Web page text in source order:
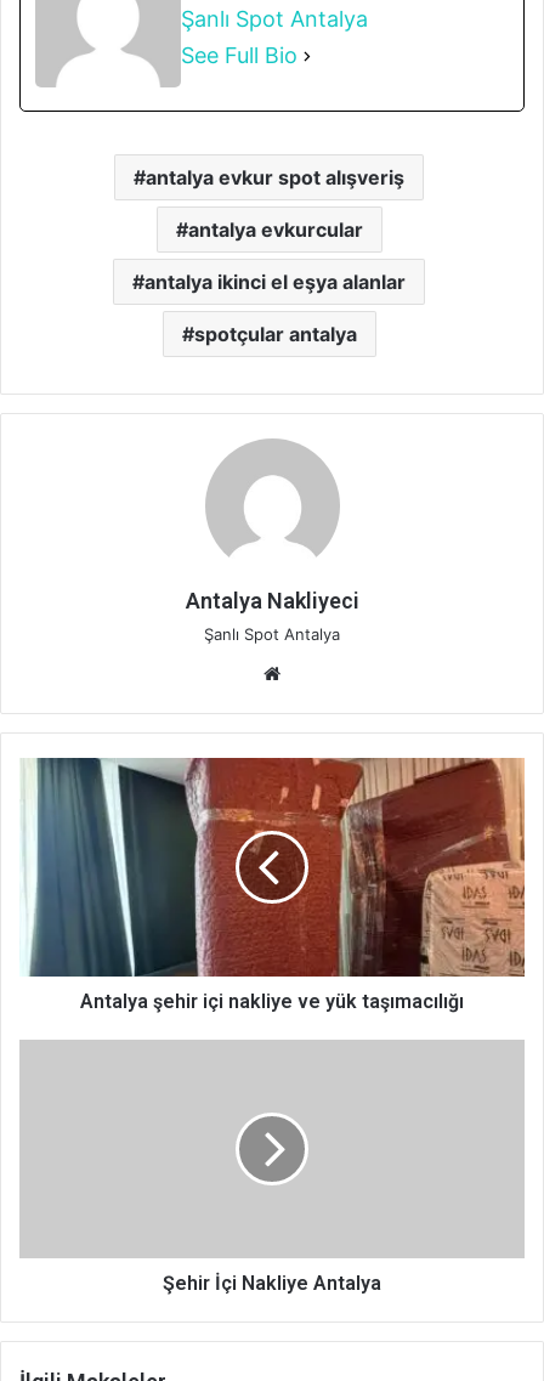
Şanlı Spot Antalya
See Full Bio
antalya evkur spot alışveriş
antalya evkurcular
antalya ikinci el eşya alanlar
spotçular antalya
Antalya Nakliyeci
Şanlı Spot Antalya
Antalya
yük
taşımacılığı
Antalya şehir içi nakliye ve yük taşımacılığı
Şehir İçi Nakliye Antalya